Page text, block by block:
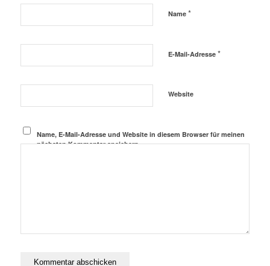
Name *
E-Mail-Adresse *
Website
Name, E-Mail-Adresse und Website in diesem Browser für meinen
nächsten Kommentar speichern.